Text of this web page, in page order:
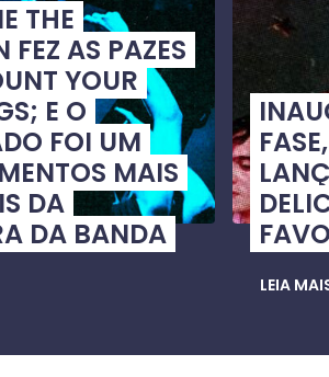
THE
FEZ AS PAZES
YOUR
E O
FOI UM
MAIS
DA
DA BANDA
LEIA